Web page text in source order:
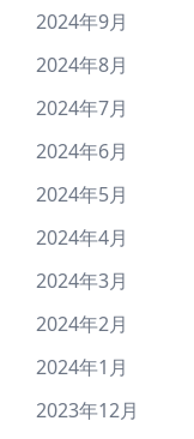
2024年9月
2024年8月
2024年7月
2024年6月
2024年5月
2024年4月
2024年3月
2024年2月
2024年1月
2023年12月